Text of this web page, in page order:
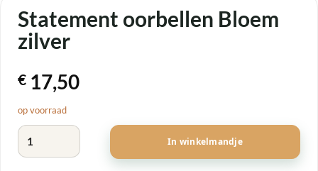
Statement oorbellen Bloem
zilver
€ 17,50
op voorraad
Statement oorbellen Bloem zilver aantal
In winkelmandje